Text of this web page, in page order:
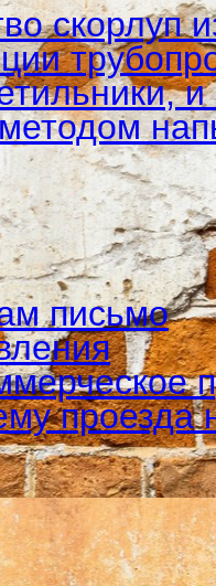
скорлуп
письмо
проезда